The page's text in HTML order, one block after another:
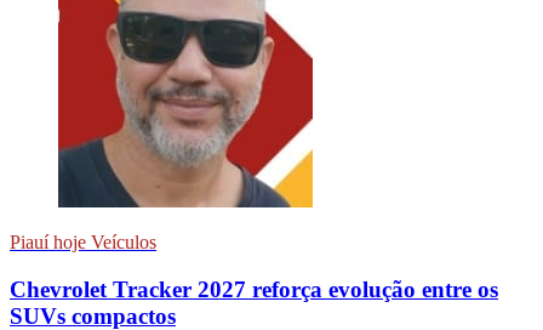
Piauí hoje Veículos
Chevrolet Tracker 2027 reforça evolução entre os
SUVs compactos